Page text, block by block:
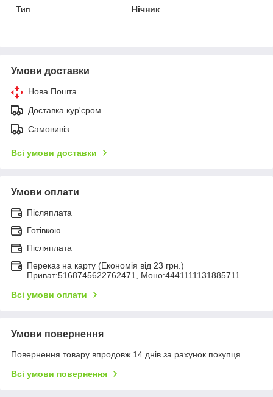
Тип
Нічник
Умови доставки
Нова Пошта
Доставка кур'єром
Самовивіз
Всі умови доставки
Умови оплати
Післяплата
Готівкою
Післяплата
Переказ на карту (Економія від 23 грн.)
Приват:5168745622762471, Моно:4441111131885711
Всі умови оплати
Умови повернення
Повернення товару впродовж 14 днів за рахунок покупця
Всі умови повернення